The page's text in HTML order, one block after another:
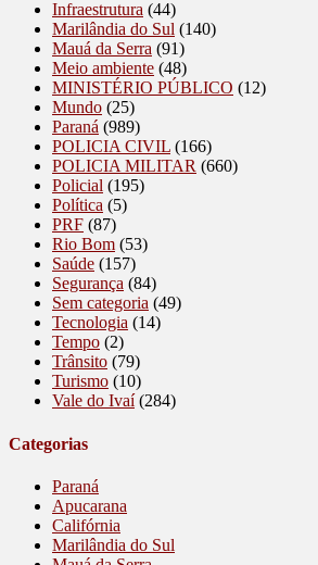
Infraestrutura (44)
Marilândia do Sul (140)
Mauá da Serra (91)
Meio ambiente (48)
MINISTÉRIO PÚBLICO (12)
Mundo (25)
Paraná (989)
POLICIA CIVIL (166)
POLICIA MILITAR (660)
Policial (195)
Política (5)
PRF (87)
Rio Bom (53)
Saúde (157)
Segurança (84)
Sem categoria (49)
Tecnologia (14)
Tempo (2)
Trânsito (79)
Turismo (10)
Vale do Ivaí(284)
Categorias
Paraná
Apucarana
Califórnia
Marilândia do Sul